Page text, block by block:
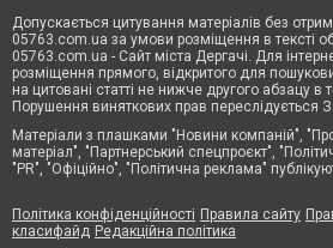
Допускається цитування матеріалів без
05763.com.ua за умови розміщення в тексті
05763.com.ua - Сайт міста Дергачі. Для
розміщення прямого, відкритого для
на цитовані статті не нижче другого абзацу в
Порушення виняткових прав переслідується
Матеріали з плашками "Новини компаній",
матеріал", "Партнерський спецпроєкт",
"PR", "Офіційно", "Політична реклама"
Політика конфіденційності Правила сайту
класифайд Редакційна політика